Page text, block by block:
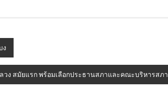
ง
วง สมัยแรก พร้อมเลือกประธานสภาและคณะบริหารสภา